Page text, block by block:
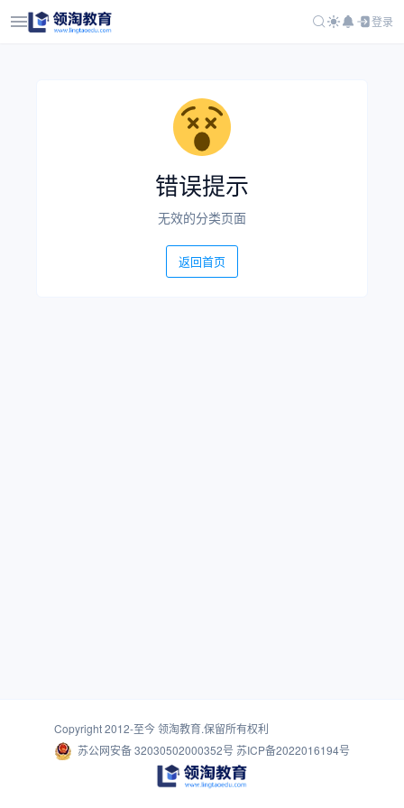
登录
错误提示
无效的分类页面
返回首页
Copyright 2012-至今领淘教育.保留所有权利
苏公网安备 32030502000352号 苏ICP备2022016194号